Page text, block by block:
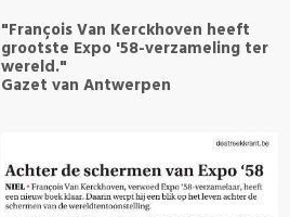
"François Van Kerckhoven heeft
grootste Expo '58-verzameling ter
wereld."
Gazet van Antwerpen